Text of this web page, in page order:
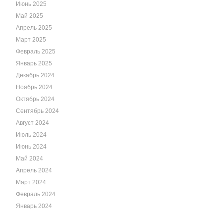
Июнь 2025
Май 2025
Апрель 2025
Март 2025
Февраль 2025
Январь 2025
Декабрь 2024
Ноябрь 2024
Октябрь 2024
Сентябрь 2024
Август 2024
Июль 2024
Июнь 2024
Май 2024
Апрель 2024
Март 2024
Февраль 2024
Январь 2024